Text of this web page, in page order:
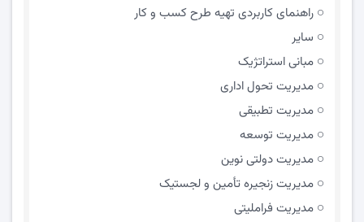
راهنمای کاربردی تهیه طرح کسب و کار
سایر
مبانی استراتژیک
مدیریت تحول اداری
مدیریت تطبیقی
مدیریت توسعه
مدیریت دولتی نوین
مدیریت زنجیره تأمین و لجستیک
مدیریت فراملیتی